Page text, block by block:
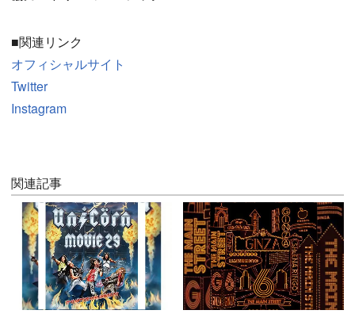
■関連リンク
オフィシャルサイト
Twitter
Instagram
関連記事